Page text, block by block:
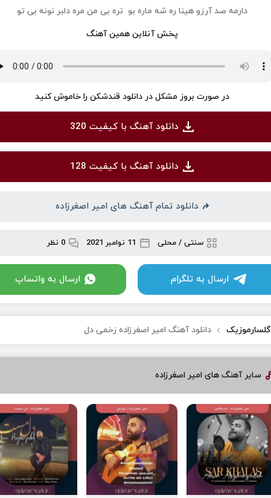
دارمه صد آرزو هینا ره شه ماره بو تره بی من مره دلبر نونه بی تو
پخش آنلاین همین آهنگ
در صورت بروز مشکل در دانلود قندشکن را خاموش کنید
دانلود آهنگ با کیفیت 320
دانلود آهنگ با کیفیت 128
دانلود تمام آهنگ های امیر اصغرزاده
سنتی / محلی 11 نوامبر 2021 0 نظر
ارسال به تلگرام ارسال به واتساپ
گلسارموزیک دانلود آهنگ امیر اصغرزاده زخمی دل
سایر آهنگ های امیر اصغرزاده